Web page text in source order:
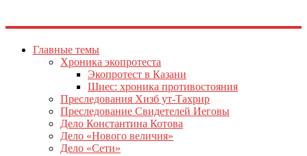
Главные темы
Хроника экопротеста
Экопротест в Казани
Шиес: хроника противостояния
Преследования Хизб ут-Тахрир
Преследование Свидетелей Иеговы
Дело Константина Котова
Дело «Нового величия»
Дело «Сети»